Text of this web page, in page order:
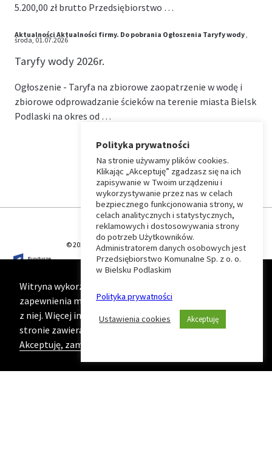
5.200,00 zł brutto Przedsiębiorstwo …
Aktualności Aktualności firmy. Do pobrania Ogłoszenia Taryfy wody,
środa, 01.07.2026
Taryfy wody 2026r.
Ogłoszenie - Taryfa na zbiorowe zaopatrzenie w wodę i
zbiorowe odprowadzanie ścieków na terenie miasta Bielsk
Podlaski na okres od …
⏶
Wróć
do
początku
strony
© 2026 T-Matic Grupa Computer Plus Sp. z o.o.
Witryna wykorzystuje ciasteczka (cookies) w celu
zapewnienia maksymalnej wygody podczas korzystania
z niej. Więcej informacji na ten temat znajduje się na
stronie zawierającej naszą
Politykę prywatności
Akceptuję, zamknij komunikat
Polityka prywatności
Na stronie używamy plików cookies.
Klikając „Akceptuję” zgadzasz się na ich
zapisywanie w Twoim urządzeniu i
wykorzystywanie przez nas w celach
bezpiecznego funkcjonowania strony, w
celach analitycznych i statystycznych,
reklamowych i dostosowywania strony
do potrzeb Użytkowników.
Administratorem danych osobowych jest
Przedsiębiorstwo Komunalne Sp. z o. o.
w Bielsku Podlaskim
Polityka prywatności
Ustawienia cookies Akceptuję